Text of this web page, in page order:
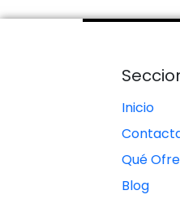
Inicio
Qué
Blog